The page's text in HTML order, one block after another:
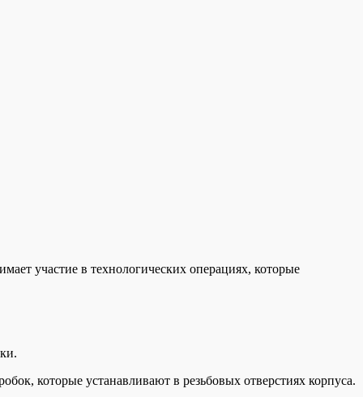
участие в технологических операциях, которые
которые устанавливают в резьбовых отверстиях корпуса.